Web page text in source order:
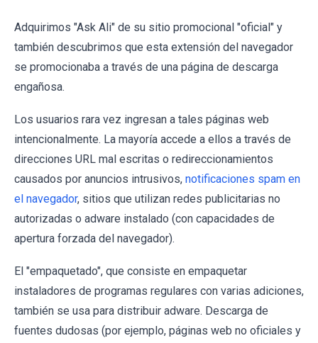
Adquirimos "Ask Ali" de su sitio promocional "oficial" y
también descubrimos que esta extensión del navegador
se promocionaba a través de una página de descarga
engañosa.
Los usuarios rara vez ingresan a tales páginas web
intencionalmente. La mayoría accede a ellos a través de
direcciones URL mal escritas o redireccionamientos
causados ​​por anuncios intrusivos, notificaciones spam en
el navegador, sitios que utilizan redes publicitarias no
autorizadas o adware instalado (con capacidades de
apertura forzada del navegador).
El "empaquetado", que consiste en empaquetar
instaladores de programas regulares con varias adiciones,
también se usa para distribuir adware. Descarga de
fuentes dudosas (por ejemplo, páginas web no oficiales y